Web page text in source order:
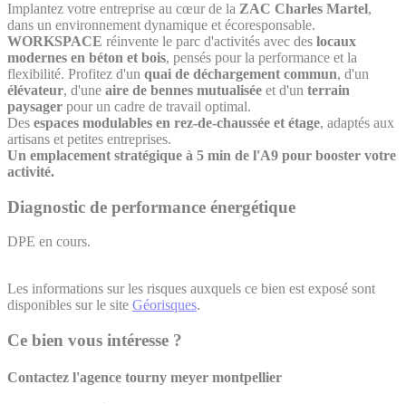
Implantez votre entreprise au cœur de la ZAC Charles Martel,
dans un environnement dynamique et écoresponsable.
WORKSPACE réinvente le parc d'activités avec des locaux
modernes en béton et bois, pensés pour la performance et la
flexibilité. Profitez d'un quai de déchargement commun, d'un
élévateur, d'une aire de bennes mutualisée et d'un terrain
paysager pour un cadre de travail optimal.
Des espaces modulables en rez-de-chaussée et étage, adaptés aux
artisans et petites entreprises.
Un emplacement stratégique à 5 min de l'A9 pour booster votre
activité.
Diagnostic de performance énergétique
DPE en cours.
Les informations sur les risques auxquels ce bien est exposé sont
disponibles sur le site Géorisques.
Ce bien vous intéresse ?
Contactez l'agence tourny meyer montpellier